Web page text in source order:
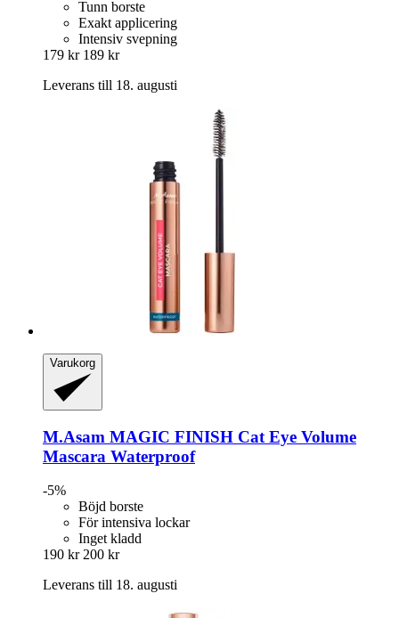
Tunn borste
Exakt applicering
Intensiv svepning
179 kr 189 kr
Leverans till 18. augusti
Varukorg
M.Asam MAGIC FINISH Cat Eye Volume
Mascara Waterproof
-5%
Böjd borste
För intensiva lockar
Inget kladd
190 kr 200 kr
Leverans till 18. augusti